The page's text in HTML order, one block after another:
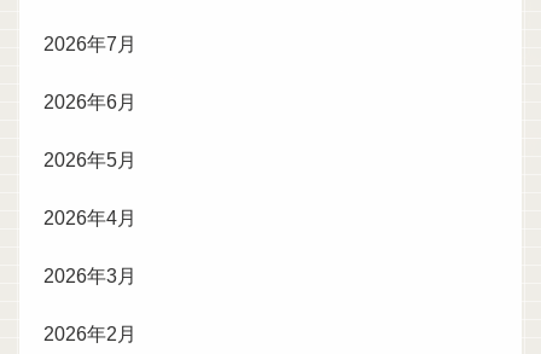
2026年7月
2026年6月
2026年5月
2026年4月
2026年3月
2026年2月